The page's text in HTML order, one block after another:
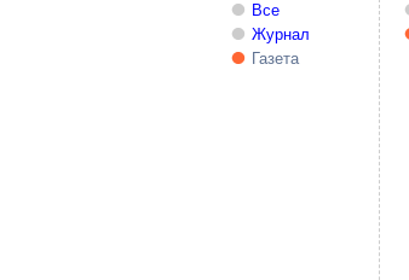
Все
Журнал
Газета